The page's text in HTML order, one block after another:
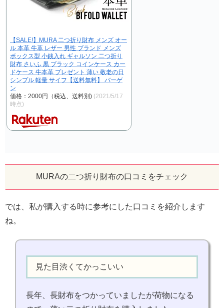
【SALE!】MURA 二つ折り財布 メンズ オー
ル 本革 牛革 レザー 男性 ブランド メンズ
ボックス型 小銭入れ ギャルソン 二つ折り
財布 さいふ 黒 ブラック コインケース カー
ドケース 牛本革 プレゼント 薄い 敬老の日
シンプル 軽量 サイフ【送料無料】 バーゲ
ン
価格：2000円（税込、送料別) (2021/5/17
時点)
MURAの二つ折り財布の口コミをチェック
では、私が購入する時に参考にした口コミを紹介します
ね。
見た目渋くてかっこいい
長年、長財布をつかっていましたが荷物になる